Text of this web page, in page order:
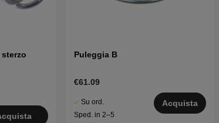
Puleggia B
€61.09
Su ord.
Sped. in 2–5
Acquista